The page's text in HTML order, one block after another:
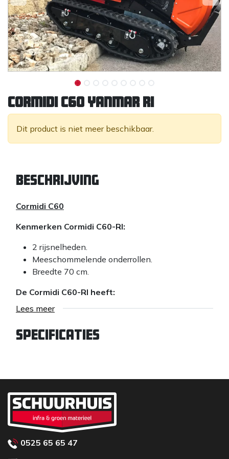
Cormidi C60 Yanmar RI
Dit product is niet meer beschikbaar.
Beschrijving
Cormidi C60
Kenmerken Cormidi C60-RI:
2 rijsnelheden.
Meeschommelende onderrollen.
Breedte 70 cm.
De Cormidi C60-RI heeft:
Trekstarter
Hydraulisch kantelen
Anti-cavitatie snelheid regelkleppen
Oliekoeler met elektrische ventilator
Zuurbestendige stickers
Super gedempte motorkap
Opvouwbaar platform
Lees meer
Specificaties
0525 65 65 47